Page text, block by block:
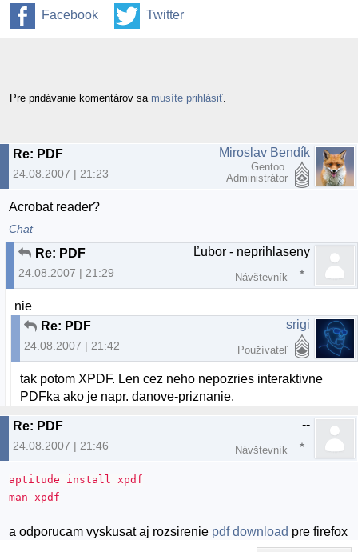
Facebook Twitter
Pre pridávanie komentárov sa musíte prihlásiť
Re: PDF
24.08.2007 | 21:23
Miroslav Bendík
Gentoo
Administrátor
Acrobat reader?
Chat
Re: PDF
24.08.2007 | 21:29
Ľubor - neprihlaseny
Návštevník
nie
Re: PDF
24.08.2007 | 21:42
srigi
Používateľ
tak potom XPDF. Len cez neho nepozries interaktivne
PDFka ako je napr. danove-priznanie.
Re: PDF
24.08.2007 | 21:46
--
Návštevník
aptitude install xpdf
man xpdf
a odporucam vyskusat aj rozsirenie pdf download pre firefox